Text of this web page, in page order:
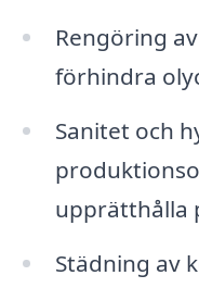
Rengöring
förhindra
Sanitet och
upprätthålla
Städning av